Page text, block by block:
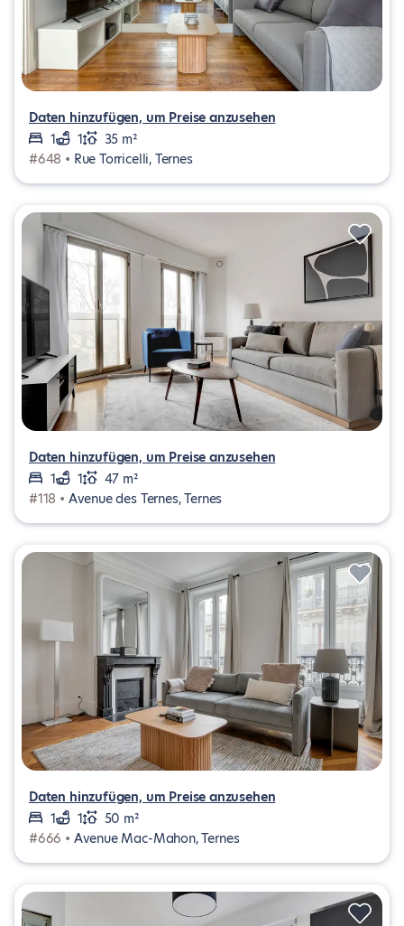
Daten hinzufügen, um Preise anzusehen
1
1
35 m²
#648 • Rue Torricelli, Ternes
Daten hinzufügen, um Preise anzusehen
1
1
47 m²
#118 • Avenue des Ternes, Ternes
Daten hinzufügen, um Preise anzusehen
1
1
50 m²
#666 • Avenue Mac-Mahon, Ternes